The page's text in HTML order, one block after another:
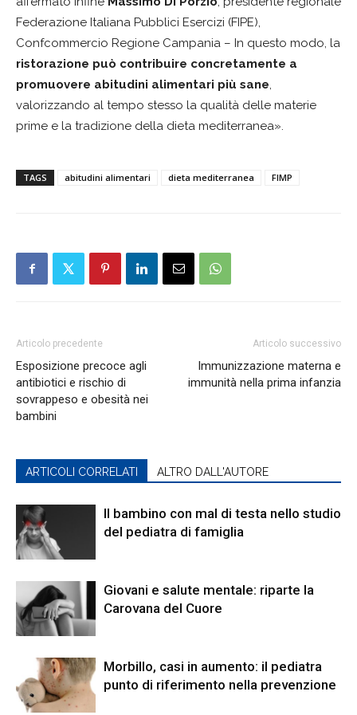
Federazione Italiana Pubblici Esercizi (FIPE),
Confcommercio Regione Campania – In questo modo, la
ristorazione può contribuire concretamente a
promuovere abitudini alimentari più sane,
valorizzando al tempo stesso la qualità delle materie
prime e la tradizione della dieta mediterranea».
TAGS abitudini alimentari dieta mediterranea FIMP
Articolo precedente
Esposizione precoce agli
antibiotici e rischio di
sovrappeso e obesità nei
bambini
Articolo successivo
Immunizzazione materna e
immunità nella prima infanzia
ARTICOLI CORRELATI ALTRO DALL'AUTORE
Il bambino con mal di testa nello studio
del pediatra di famiglia
Giovani e salute mentale: riparte la
Carovana del Cuore
Morbillo, casi in aumento: il pediatra
punto di riferimento nella prevenzione